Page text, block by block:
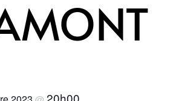
20h00